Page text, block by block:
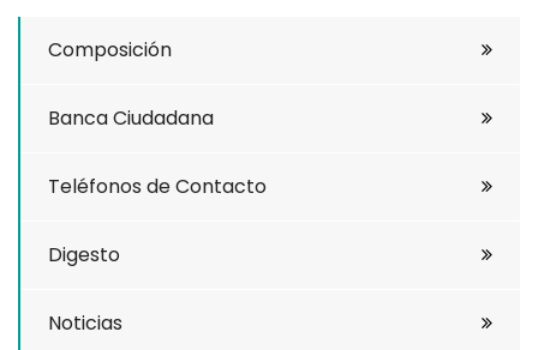
Composición
Banca Ciudadana
Teléfonos de Contacto
Digesto
Noticias